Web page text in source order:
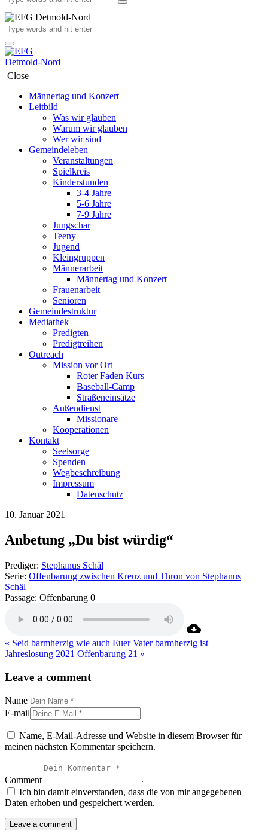
Close
Männertag und Konzert
Leitbild
Was wir glauben
Warum wir glauben
Wer wir sind
Gemeindeleben
Veranstaltungen
Spielkreis
Kinderstunden
3-4 Jahre
5-6 Jahre
7-9 Jahre
Jungschar
Teeny
Jugend
Kleingruppen
Männerarbeit
Männertag und Konzert
Frauenarbeit
Senioren
Gemeindestruktur
Mediathek
Predigten
Predigtreihen
Outreach
Mission vor Ort
Roter Faden Kurs
Baseball-Camp
Straßeneinsätze
Außendienst
Missionare
Kooperationen
Kontakt
Seelsorge
Spenden
Wegbeschreibung
Impressum
Datenschutz
10. Januar 2021
Anbetung „Du bist würdig“
Prediger: Stephanus Schäl
Serie: Offenbarung zwischen Kreuz und Thron von Stephanus
Schäl
Passage: Offenbarung 0
« Seid barmherzig wie auch Euer Vater barmherzig ist –
Jahreslosung 2021 Offenbarung 21 »
Leave a comment
Name
E-mail
Name, E-Mail-Adresse und Website in diesem Browser für
meinen nächsten Kommentar speichern.
Comment
Ich bin damit einverstanden, dass die von mir angegebenen
Daten erhoben und gespeichert werden.